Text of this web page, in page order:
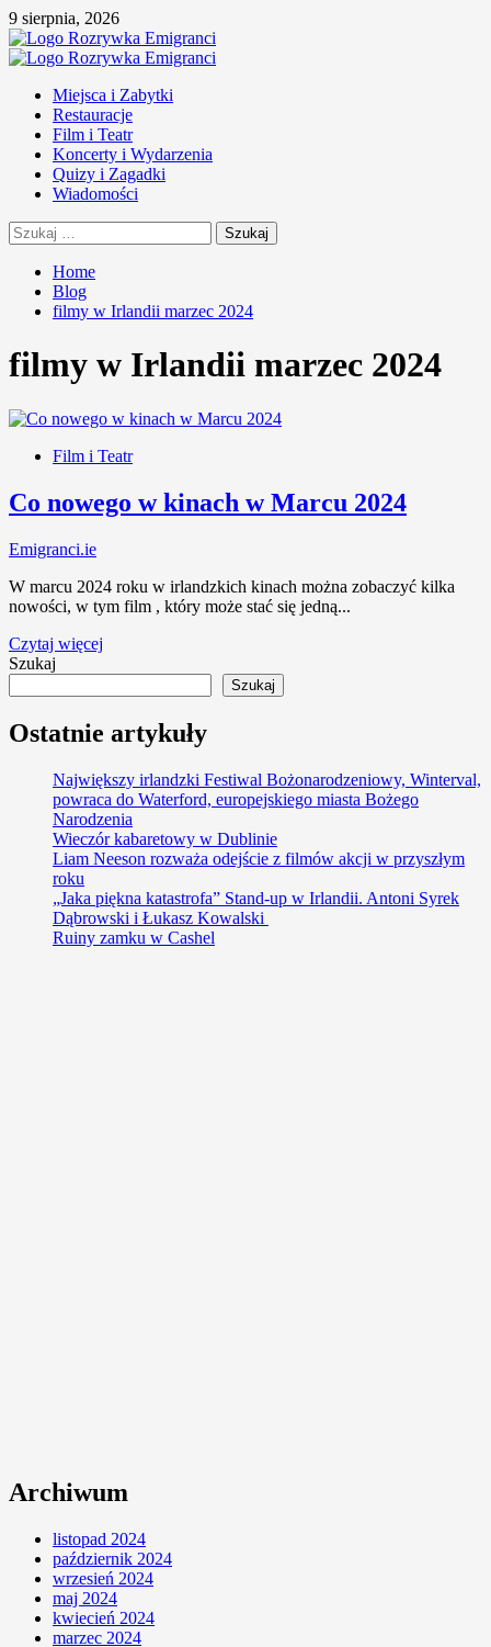
Skip
to
content
9 sierpnia, 2026
Primary
Miejsca i Zabytki
Restauracje
Film i Teatr
Koncerty i Wydarzenia
Quizy i Zagadki
Wiadomości
Szukaj:
Home
Blog
filmy w Irlandii marzec 2024
filmy w Irlandii marzec 2024
Film i Teatr
Co nowego w kinach w Marcu 2024
Emigranci.ie
W marcu 2024 roku w irlandzkich kinach można zobaczyć kilka
nowości, w tym film , który może stać się jedną...
Czytaj więcej
Szukaj
Szukaj
Ostatnie artykuły
Największy irlandzki Festiwal Bożonarodzeniowy, Winterval,
powraca do Waterford, europejskiego miasta Bożego
Narodzenia
Wieczór kabaretowy w Dublinie
Liam Neeson rozważa odejście z filmów akcji w przyszłym
roku
„Jaka piękna katastrofa” Stand-up w Irlandii. Antoni Syrek
Dąbrowski i Łukasz Kowalski
Ruiny zamku w Cashel
Archiwum
listopad 2024
październik 2024
wrzesień 2024
maj 2024
kwiecień 2024
marzec 2024